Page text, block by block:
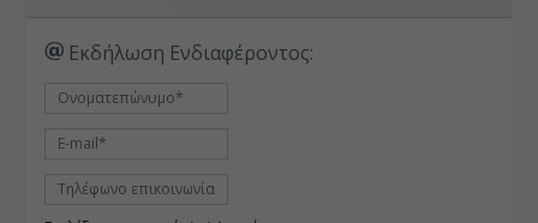
Εκδήλωση Ενδιαφέροντος: